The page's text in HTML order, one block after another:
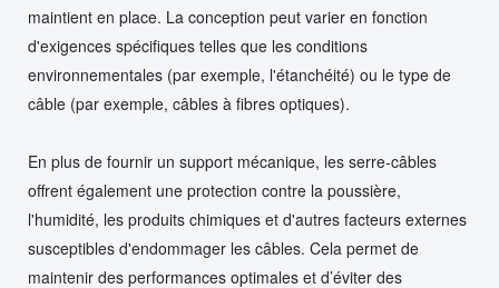
maintient en place. La conception peut varier en fonction
d'exigences spécifiques telles que les conditions
environnementales (par exemple, l'étanchéité) ou le type de
câble (par exemple, câbles à fibres optiques).
En plus de fournir un support mécanique, les serre-câbles
offrent également une protection contre la poussière,
l'humidité, les produits chimiques et d'autres facteurs externes
susceptibles d'endommager les câbles. Cela permet de
maintenir des performances optimales et d’éviter des